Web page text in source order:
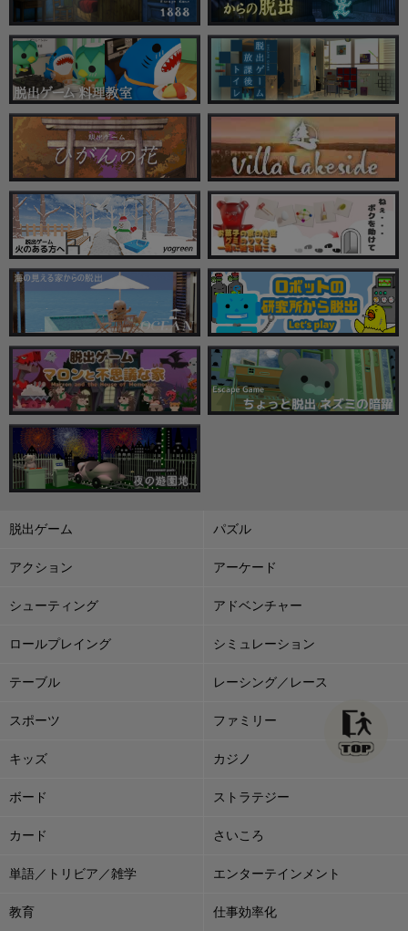
脱出ゲーム パズル
アクション アーケード
シューティング アドベンチャー
ロールプレイング シミュレーション
テーブル レーシング／レース
スポーツ ファミリー
キッズ カジノ
ボード ストラテジー
カード さいころ
単語／トリビア／雑学 エンターテインメント
教育 仕事効率化